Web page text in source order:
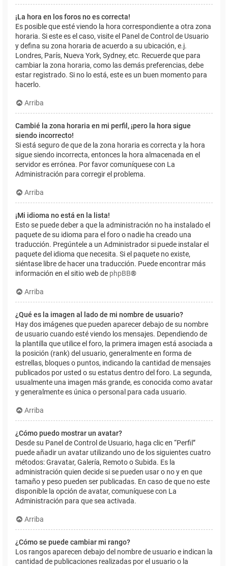
¡La hora en los foros no es correcta!
Es posible que esté viendo la hora correspondiente a otra zona
horaria. Si este es el caso, visite el Panel de Control de Usuario
y defina su zona horaria de acuerdo a su ubicación, e.j.
Londres, París, Nueva York, Sydney, etc. Recuerde que para
cambiar la zona horaria, como las demás preferencias, debe
estar registrado. Si no lo está, este es un buen momento para
hacerlo.
Arriba
Cambié la zona horaria en mi perfil, ¡pero la hora sigue
siendo incorrecto!
Si está seguro de que de la zona horaria es correcta y la hora
sigue siendo incorrecta, entonces la hora almacenada en el
servidor es errónea. Por favor comuníquese con La
Administración para corregir el problema.
Arriba
¡Mi idioma no está en la lista!
Esto se puede deber a que la administración no ha instalado el
paquete de su idioma para el foro o nadie ha creado una
traducción. Pregúntele a un Administrador si puede instalar el
paquete del idioma que necesita. Si el paquete no existe,
siéntase libre de hacer una traducción. Puede encontrar más
información en el sitio web de phpBB®
Arriba
¿Qué es la imagen al lado de mi nombre de usuario?
Hay dos imágenes que pueden aparecer debajo de su nombre
de usuario cuando esté viendo los mensajes. Dependiendo de
la plantilla que utilice el foro, la primera imagen está asociada a
la posición (rank) del usuario, generalmente en forma de
estrellas, bloques o puntos, indicando la cantidad de mensajes
publicados por usted o su estatus dentro del foro. La segunda,
usualmente una imagen más grande, es conocida como avatar
y generalmente es única o personal para cada usuario.
Arriba
¿Cómo puedo mostrar un avatar?
Desde su Panel de Control de Usuario, haga clic en “Perfil”
puede añadir un avatar utilizando uno de los siguientes cuatro
métodos: Gravatar, Galería, Remoto o Subida. Es la
administración quien decide si se pueden usar o no y en que
tamaño y peso pueden ser publicadas. En caso de que no este
disponible la opción de avatar, comuníquese con La
Administración para que sea activada.
Arriba
¿Cómo se puede cambiar mi rango?
Los rangos aparecen debajo del nombre de usuario e indican la
cantidad de publicaciones realizadas por el usuario o la